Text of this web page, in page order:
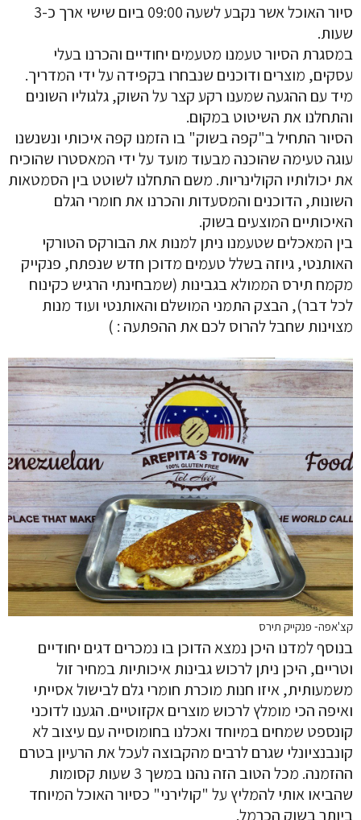
סיור האוכל אשר נקבע לשעה 09:00 ביום שישי ארך כ-3
שעות.
במסגרת הסיור טעמנו מטעמים יחודיים והכרנו בעלי
עסקים, מוצרים ודוכנים שנבחרו בקפידה על ידי המדריך.
מיד עם ההגעה שמענו רקע קצר על השוק, גלגוליו השונים
והתחלנו את השיטוט במקום.
הסיור התחיל ב"קפה בשוק" בו הזמנו קפה איכותי ונשנשנו
עוגה טעימה שהוכנה מבעוד מועד על ידי המאסטרו שהוכיח
את יכולותיו הקולינריות. משם התחלנו לשוטט בין הסמטאות
השונות, הדוכנים והמסעדות והכרנו את חומרי הגלם
האיכותיים המוצעים בשוק.
בין המאכלים שטעמנו ניתן למנות את הבורקס הטורקי
האותנטי, גיוזה בשלל טעמים מדוכן חדש שנפתח, פנקייק
מקמח תירס הממולא בגבינות (שמבחינתי הרגיש כקינוח
לכל דבר), הבצק התמני המושלם והאותנטי ועוד מנות
מצוינות שחבל להרוס לכם את ההפתעה : )
קצ'אפה- פנקייק תירס
בנוסף למדנו היכן נמצא הדוכן בו נמכרים דגים יחודיים
וטריים, היכן ניתן לרכוש גבינות איכותיות במחיר זול
משמעותית, איזו חנות מוכרת חומרי גלם לבישול אסייתי
ואיפה הכי מומלץ לרכוש מוצרים אקזוטיים. הגענו לדוכני
קונספט שמחים במיוחד ואכלנו בחומוסייה עם עיצוב לא
קונבנציונלי שגרם לרבים מהקבוצה לעכל את הרעיון בטרם
ההזמנה. מכל הטוב הזה נהנו במשך 3 שעות קסומות
שהביאו אותי להמליץ על "קולירני" כסיור האוכל המיוחד
ביותר בשוק הכרמל.